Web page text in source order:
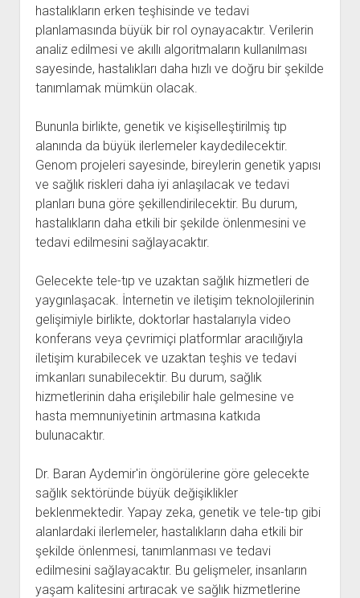
hastalıkların erken teşhisinde ve tedavi
planlamasında büyük bir rol oynayacaktır. Verilerin
analiz edilmesi ve akıllı algoritmaların kullanılması
sayesinde, hastalıkları daha hızlı ve doğru bir şekilde
tanımlamak mümkün olacak.
Bununla birlikte, genetik ve kişiselleştirilmiş tıp
alanında da büyük ilerlemeler kaydedilecektir.
Genom projeleri sayesinde, bireylerin genetik yapısı
ve sağlık riskleri daha iyi anlaşılacak ve tedavi
planları buna göre şekillendirilecektir. Bu durum,
hastalıkların daha etkili bir şekilde önlenmesini ve
tedavi edilmesini sağlayacaktır.
Gelecekte tele-tıp ve uzaktan sağlık hizmetleri de
yaygınlaşacak. İnternetin ve iletişim teknolojilerinin
gelişimiyle birlikte, doktorlar hastalarıyla video
konferans veya çevrimiçi platformlar aracılığıyla
iletişim kurabilecek ve uzaktan teşhis ve tedavi
imkanları sunabilecektir. Bu durum, sağlık
hizmetlerinin daha erişilebilir hale gelmesine ve
hasta memnuniyetinin artmasına katkıda
bulunacaktır.
Dr. Baran Aydemir'in öngörülerine göre gelecekte
sağlık sektöründe büyük değişiklikler
beklenmektedir. Yapay zeka, genetik ve tele-tıp gibi
alanlardaki ilerlemeler, hastalıkların daha etkili bir
şekilde önlenmesi, tanımlanması ve tedavi
edilmesini sağlayacaktır. Bu gelişmeler, insanların
yaşam kalitesini artıracak ve sağlık hizmetlerine